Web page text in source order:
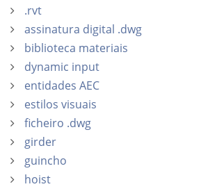
.rvt
assinatura digital .dwg
biblioteca materiais
dynamic input
entidades AEC
estilos visuais
ficheiro .dwg
girder
guincho
hoist